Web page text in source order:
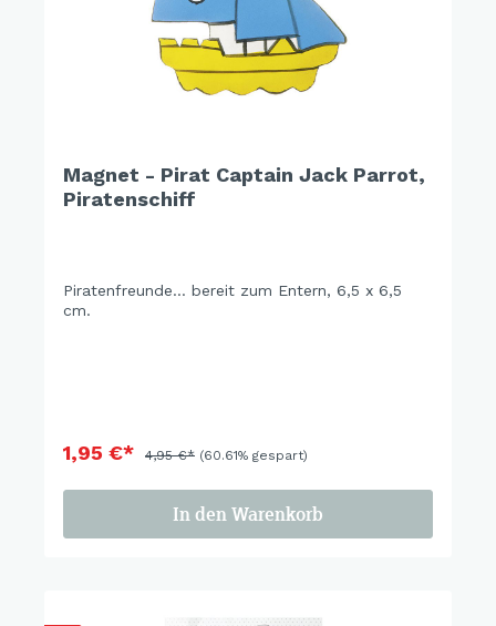
Magnet - Pirat Captain Jack Parrot,
Piratenschiff
Piratenfreunde... bereit zum Entern, 6,5 x 6,5
cm.
1,95 €* 4,95 €* (60.61% gespart)
In den Warenkorb